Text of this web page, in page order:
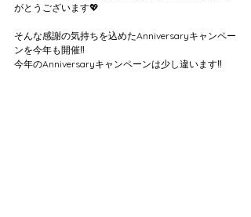
がとうございます💖
そんな感謝の気持ちを込めたAnniversaryキャンペー
ンを今年も開催‼️
今年のAnniversaryキャンペーンは少し違います‼️